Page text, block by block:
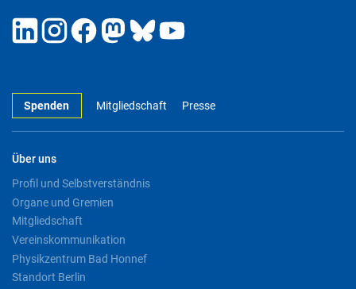
Spenden Mitgliedschaft Presse
Über uns
Profil und Selbstverständnis
Organe und Gremien
Mitgliedschaft
Vereinskommunikation
Physikzentrum Bad Honnef
Standort Berlin